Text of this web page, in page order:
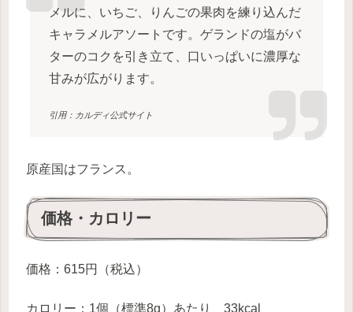
メルに、いちご、りんごの果肉を練り込んだ
キャラメルアソートです。ゲランドの塩がバ
ターのコクを引き立て、口いっぱいに濃厚な
甘みが広がります。
引用：カルディ公式サイト
原産国はフランス。
価格・カロリー
価格：615円（税込）
カロリー：1個（標準8g）あたり 33kcal